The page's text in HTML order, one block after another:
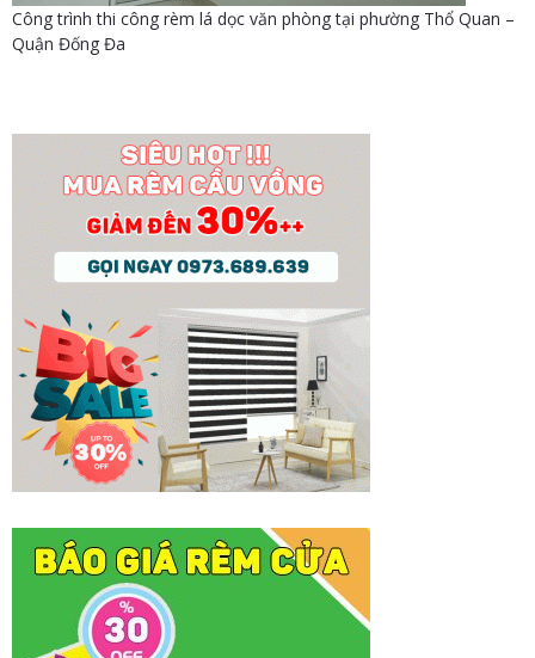
Công trình thi công rèm lá dọc văn phòng tại phường Thổ Quan –
Quận Đống Đa